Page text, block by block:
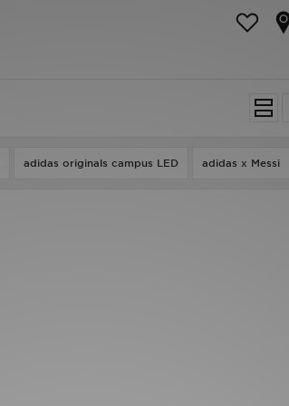
adidas originals campus LED adidas x Messi